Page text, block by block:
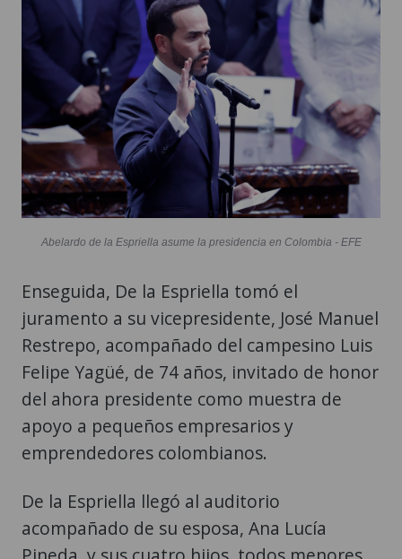
Abelardo de la Espriella asume la presidencia en Colombia - EFE
Enseguida, De la Espriella tomó el
Restrepo, acompañado del campesino Luis
Felipe Yagüé, de 74 años, invitado de honor
del ahora presidente como muestra de
apoyo a pequeños empresarios y
emprendedores colombianos.
De la Espriella llegó al auditorio
Pineda, y sus cuatro hijos, todos menores
de edad, y fue recibido con aplausos por